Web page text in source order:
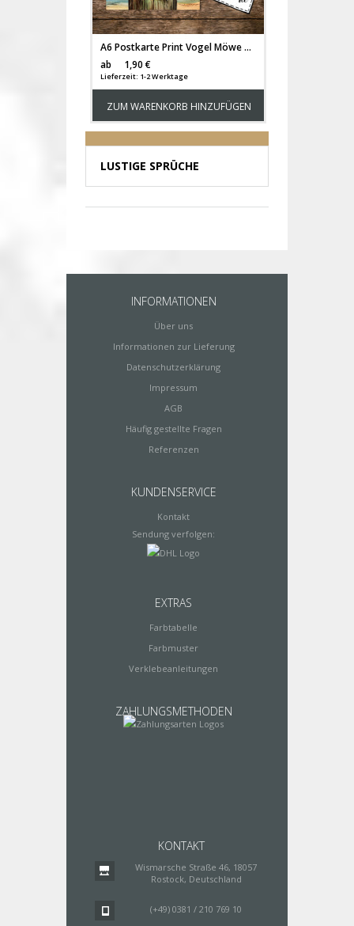
A6 Postkarte Print Vogel Möwe mit Mütze Schal am Meer Spruch Moin Karte Grußkarte pk252
ab
1,90 €
Lieferzeit: 1-2 Werktage
ZUM WARENKORB HINZUFÜGEN
LUSTIGE SPRÜCHE
INFORMATIONEN
Über uns
Informationen zur Lieferung
Datenschutzerklärung
Impressum
AGB
Häufig gestellte Fragen
Referenzen
KUNDENSERVICE
Kontakt
Sendung verfolgen:
EXTRAS
Farbtabelle
Farbmuster
Verklebeanleitungen
ZAHLUNGSMETHODEN
KONTAKT
Wismarsche Straße 46, 18057
Rostock, Deutschland
(+49) 0381 / 210 769 10